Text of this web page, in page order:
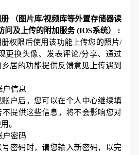
（ 图片库/视频库等外置存储器读
问及上传的附加服务(IOS系统）
:
权限后使用该功能上传您的照片/
更换头像、发表评论/分享、通过
居的功能提供反馈意见上传遇到
户信息
户后，您可以在个人中心继续填
提供这些信息，将不会影响您对
。
户密码
号密码 时，请您输入新密码，以完